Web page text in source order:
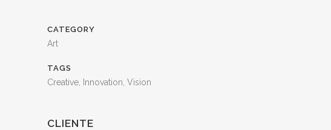
CATEGORY
Art
TAGS
Creative, Innovation, Vision
CLIENTE